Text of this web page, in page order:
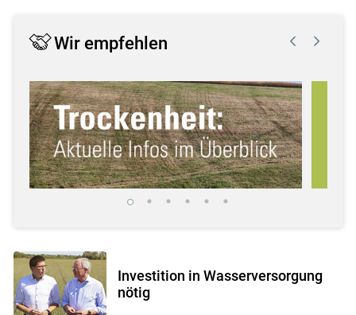
Wir empfehlen
Investition in Wasserversorgung
nötig